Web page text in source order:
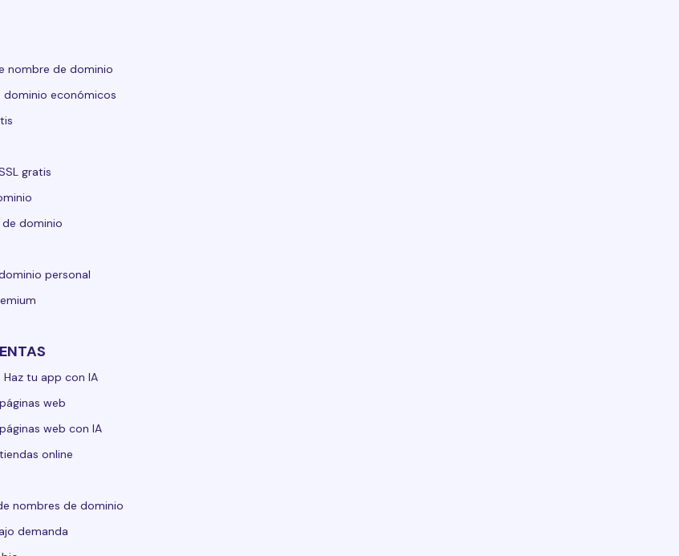
nombre de dominio
dominio económicos
gratis
de dominio
personal
Haz tu app con IA
web
web con IA
online
nombres de dominio
demanda